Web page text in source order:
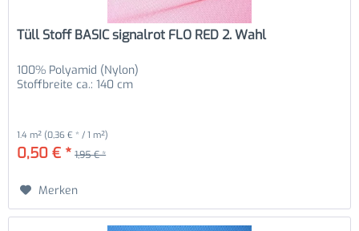
Tüll Stoff BASIC signalrot FLO RED 2. Wahl
100% Polyamid (Nylon)
Stoffbreite ca.: 140 cm
1.4 m² (0,36 € * / 1 m²)
0,50 € * 1,95 € *
Merken